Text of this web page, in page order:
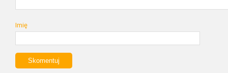
Imię